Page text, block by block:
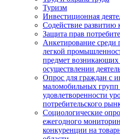
Туризм
Инвестиционная
Содействие развитию
Защита прав
Анкетирование среди
легкой
предмет возникающих
осуществлении
Опрос для граждан с
маломобильных групп
удовлетворенности
потребительского
Социологические
ежегодного
конкуренции на